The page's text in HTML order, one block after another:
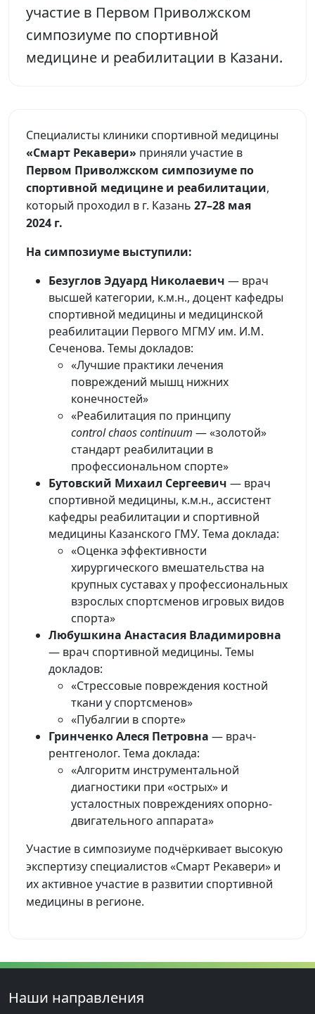
участие в Первом Приволжском
симпозиуме по спортивной
медицине и реабилитации в Казани.
Специалисты клиники спортивной медицины
«Смарт Рекавери» приняли участие в
Первом Приволжском симпозиуме по
спортивной медицине и реабилитации,
который проходил в г. Казань 27–28 мая
2024 г.
На симпозиуме выступили:
Безуглов Эдуард Николаевич — врач
высшей категории, к.м.н., доцент кафедры
спортивной медицины и медицинской
реабилитации Первого МГМУ им. И.М.
Сеченова. Темы докладов:
«Лучшие практики лечения
повреждений мышц нижних
конечностей»
«Реабилитация по принципу
control chaos continuum — «золотой»
стандарт реабилитации в
профессиональном спорте»
Бутовский Михаил Сергеевич — врач
спортивной медицины, к.м.н., ассистент
кафедры реабилитации и спортивной
медицины Казанского ГМУ. Тема доклада:
«Оценка эффективности
хирургического вмешательства на
крупных суставах у профессиональных
взрослых спортсменов игровых видов
спорта»
Любушкина Анастасия Владимировна
— врач спортивной медицины. Темы
докладов:
«Стрессовые повреждения костной
ткани у спортсменов»
«Пубалгии в спорте»
Гринченко Алеся Петровна — врач-
рентгенолог. Тема доклада:
«Алгоритм инструментальной
диагностики при «острых» и
усталостных повреждениях опорно-
двигательного аппарата»
Участие в симпозиуме подчёркивает высокую
экспертизу специалистов «Смарт Рекавери» и
их активное участие в развитии спортивной
медицины в регионе.
Наши направления